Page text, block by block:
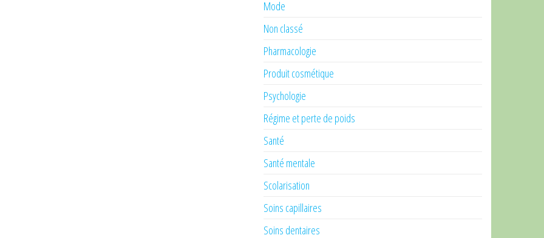
Mode
Non classé
Pharmacologie
Produit cosmétique
Psychologie
Régime et perte de poids
Santé
Santé mentale
Scolarisation
Soins capillaires
Soins dentaires